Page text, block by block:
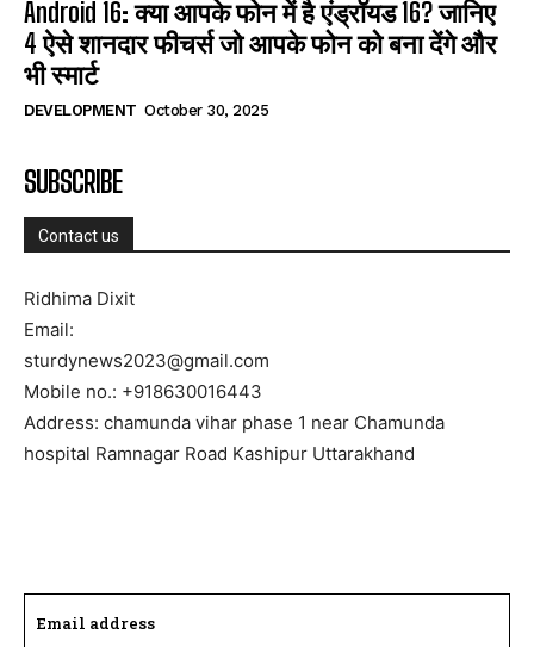
Android 16: क्या आपके फोन में है एंड्रॉयड 16? जानिए
4 ऐसे शानदार फीचर्स जो आपके फोन को बना देंगे और
भी स्मार्ट
DEVELOPMENT October 30, 2025
SUBSCRIBE
Contact us
Ridhima Dixit
Email:
sturdynews2023@gmail.com
Mobile no.: +918630016443
Address: chamunda vihar phase 1 near Chamunda
hospital Ramnagar Road Kashipur Uttarakhand